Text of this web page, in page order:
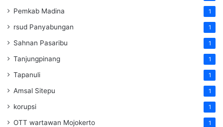
Pemkab Madina 1
rsud Panyabungan 1
Sahnan Pasaribu 1
Tanjungpinang 1
Tapanuli 1
Amsal Sitepu 1
korupsi 1
OTT wartawan Mojokerto 1